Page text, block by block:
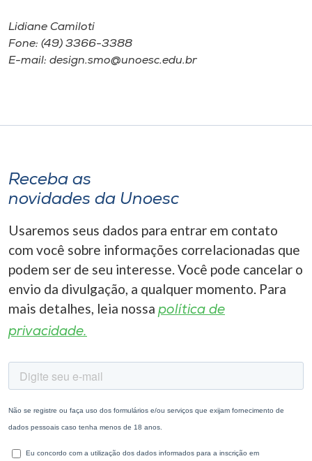
Lidiane Camiloti
Fone: (49) 3366-3388
E-mail: design.smo@unoesc.edu.br
Receba as
novidades da Unoesc
Usaremos seus dados para entrar em contato
com você sobre informações correlacionadas que
podem ser de seu interesse. Você pode cancelar o
envio da divulgação, a qualquer momento. Para
mais detalhes, leia nossa política de
privacidade.